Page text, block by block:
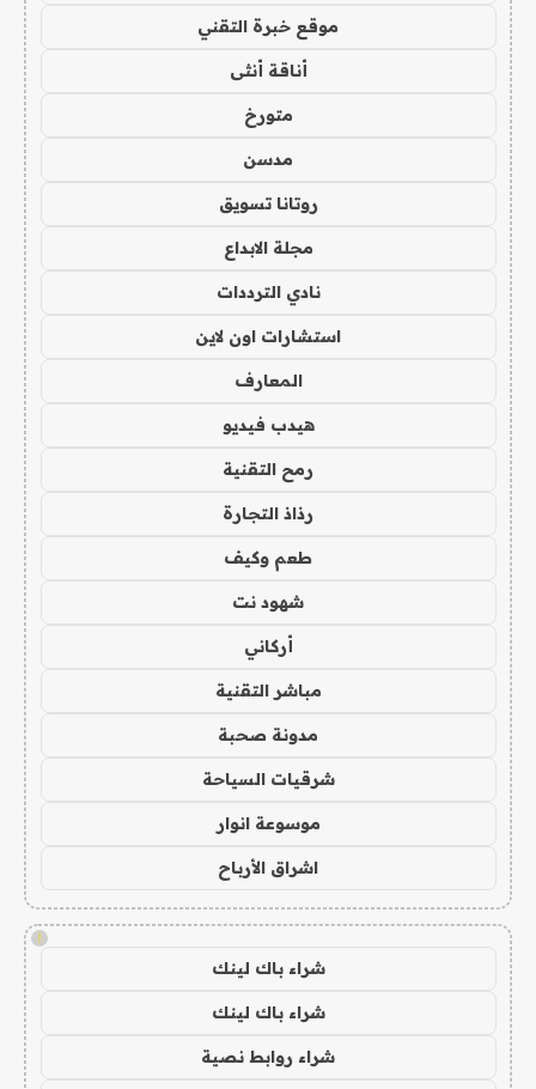
موقع خبرة التقني
أناقة أنثى
متورخ
مدسن
روتانا تسويق
مجلة الابداع
نادي الترددات
استشارات اون لاين
المعارف
هيدب فيديو
رمح التقنية
رذاذ التجارة
طعم وكيف
شهود نت
أركاني
مباشر التقنية
مدونة صحبة
شرقيات السياحة
موسوعة انوار
اشراق الأرباح
!
شراء باك لينك
شراء باك لينك
شراء روابط نصية